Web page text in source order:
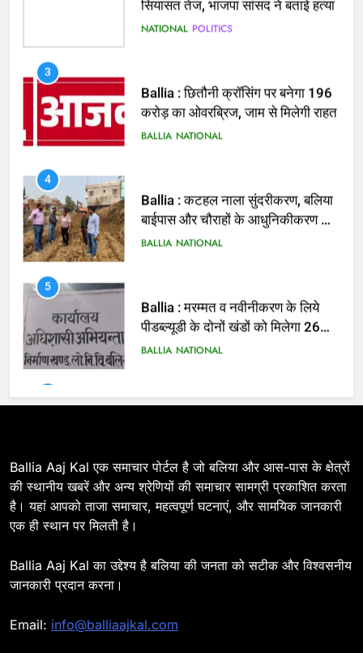
करोड़ का ओवरब्रिज, जाम से मिलेगी राहत
BALLIA NATIONAL
4
Ballia : कटहल नाला सुंदरीकरण, बलिया
बाईपास और चौराहों के आधुनिकीकरण की
तैयारी तेज
BALLIA NATIONAL
5
Ballia : मरम्मत व नवीनीकरण के लिये
पीडब्ल्यूडी के दोनों खंडों को मिलेगा 26
करोड़
BALLIA NATIONAL
6
Ballia : 110 फीट ऊंचे तिरंगे के सम्मान
में बलिया में निकला तिरंगा यात्रा
BALLIA NATIONAL
7
BALLIA NATIONAL
8
के साथ रेलवे स्टेशन व शहर में किया पैदल
BALLIA NATIONAL
Ballia : एकता, अखंडता और राष्ट्रप्रेम
Ballia Aaj Kal एक समाचार पोर्टल है जो बलिया और आस-पास के क्षेत्रों
की स्थानीय खबरें और अन्य श्रेणियों की समाचार सामग्री प्रकाशित करता
है। यहां आपको ताजा समाचार, महत्वपूर्ण घटनाएं, और सामयिक जानकारी
एक ही स्थान पर मिलती है।
Ballia Aaj Kal का उद्देश्य है बलिया की जनता को सटीक और विश्वसनीय
जानकारी प्रदान करना।
Email: info@balliaajkal.com